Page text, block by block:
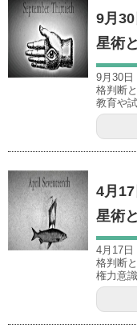
9月
星術
9月30
格判断
教育や
4月
星術
4月17
格判断
権力意